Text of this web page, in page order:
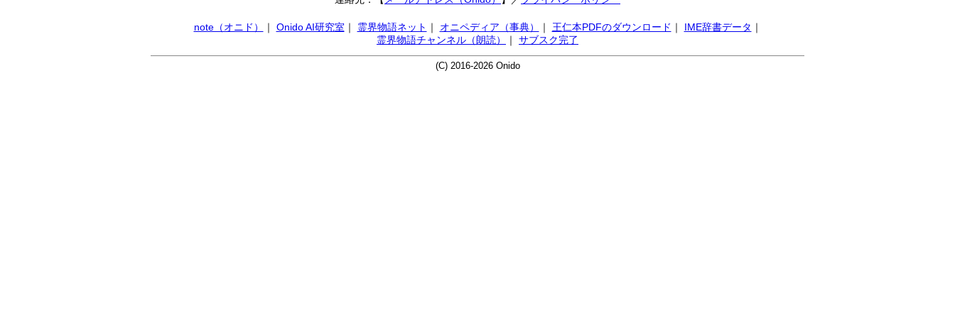
note（オニド） ｜ Onido AI研究室 ｜ 霊界物語ネット ｜ オニペディア（事典） ｜ 王仁本PDFのダウンロード ｜ IME辞書データ ｜
霊界物語チャンネル（朗読）
｜ サブスク完了
(C) 2016-2026 Onido